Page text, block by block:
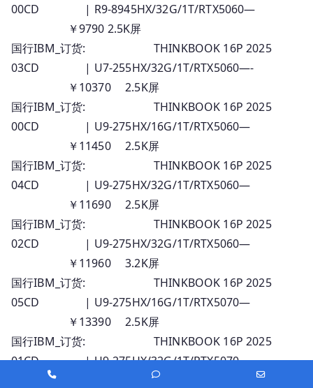
00CD | R9-8945HX/32G/1T/RTX5060—
￥9790 2.5K屏
国行IBM_订货: THINKBOOK 16P 2025
03CD | U7-255HX/32G/1T/RTX5060—-
￥10370 2.5K屏
国行IBM_订货: THINKBOOK 16P 2025
00CD | U9-275HX/16G/1T/RTX5060—
￥11450 2.5K屏
国行IBM_订货: THINKBOOK 16P 2025
04CD | U9-275HX/32G/1T/RTX5060—
￥11690 2.5K屏
国行IBM_订货: THINKBOOK 16P 2025
02CD | U9-275HX/32G/1T/RTX5060—
￥11960 3.2K屏
国行IBM_订货: THINKBOOK 16P 2025
05CD | U9-275HX/16G/1T/RTX5070—
￥13390 2.5K屏
国行IBM_订货: THINKBOOK 16P 2025
01CD | U9-275HX/32G/1T/RTX5070—
￥13680 2.5K屏